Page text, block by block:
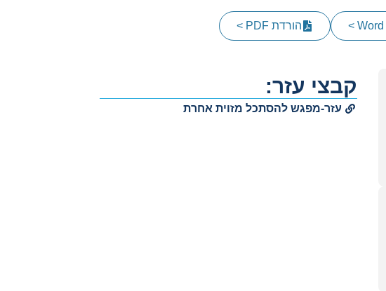
הורדת PDF >
קבצי עזר:
עזר-מפגש להסתכל מזוית אחרת